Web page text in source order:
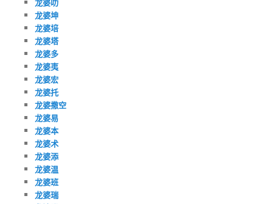
龙婆坤
龙婆培
龙婆塔
龙婆多
龙婆夷
龙婆宏
龙婆托
龙婆撒空
龙婆易
龙婆本
龙婆术
龙婆添
龙婆温
龙婆班
龙婆瑞